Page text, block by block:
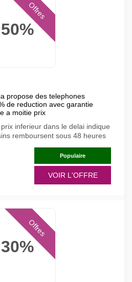
50%
Offres
propose des telephones
de reduction avec garantie
a moitie prix
inferieur dans le delai indique
remboursent sous 48 heures
Populaire
VOIR L'OFFRE
30%
Offres